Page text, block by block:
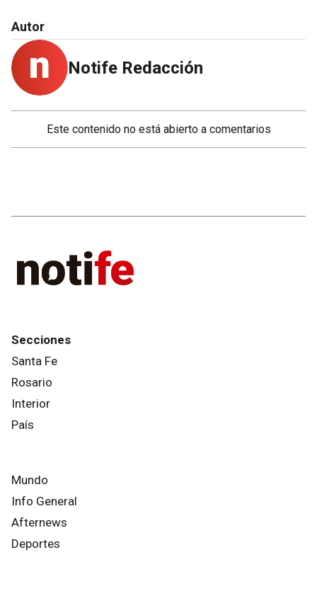
Autor
Notife Redacción
Este contenido no está abierto a comentarios
Secciones
Santa Fe
Rosario
Interior
País
Mundo
Info General
Afternews
Deportes